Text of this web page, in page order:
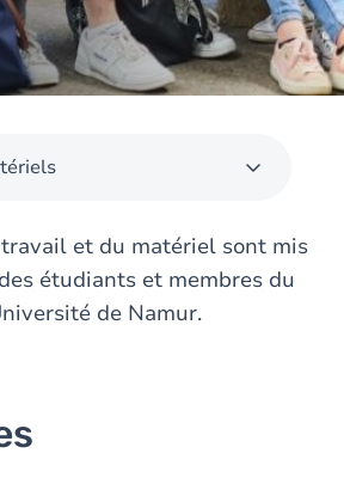
travail et du matériel sont mis
étudiants et membres du
de Namur.